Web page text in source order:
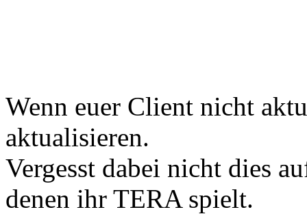
Wenn euer Client nicht
aktualisieren.
Vergesst dabei nicht dies
denen ihr TERA spielt.